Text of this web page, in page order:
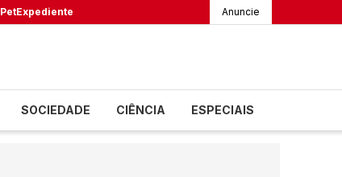
PetExpediente Anuncie
SOCIEDADE CIÊNCIA ESPECIAIS